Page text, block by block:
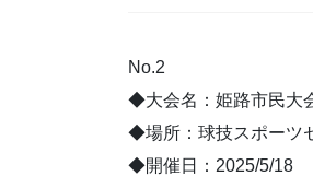
No.2
◆大会名：姫路市民大
◆場所：球技スポーツ
◆開催日：2025/5/18